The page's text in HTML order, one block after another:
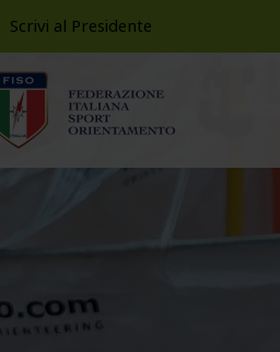
Scrivi al Presidente